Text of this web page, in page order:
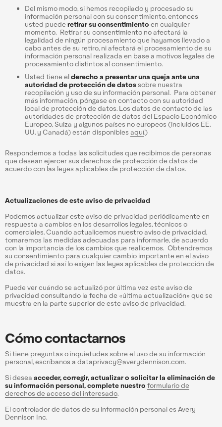
Del mismo modo, si hemos recopilado y procesado su
información personal con su consentimiento, entonces
usted puede retirar su consentimiento en cualquier
momento. Retirar su consentimiento no afectará la
legalidad de ningún procesamiento que hayamos llevado a
cabo antes de su retiro, ni afectará el procesamiento de su
información personal realizada en base a motivos legales de
procesamiento distintos al consentimiento.
Usted tiene elderecho a presentar una queja ante una
autoridad de protección de datos sobre nuestra
recopilación y uso de su información personal. Para obtener
más información, póngase en contacto con su autoridad
local de protección de datos. Los datos de contacto de las
autoridades de protección de datos del Espacio Económico
Europeo, Suiza y algunos países no europeos (incluidos EE.
UU. y Canadá) están disponibles aquí.)
Respondemos a todas las solicitudes que recibimos de personas
que desean ejercer sus derechos de protección de datos de
acuerdo con las leyes aplicables de protección de datos.
Actualizaciones de este aviso de privacidad
Podemos actualizar este aviso de privacidad periódicamente en
respuesta a cambios en los desarrollos legales, técnicos o
comerciales. Cuando actualicemos nuestro aviso de privacidad,
tomaremos las medidas adecuadas para informarle, de acuerdo
con la importancia de los cambios que realicemos. Obtendremos
su consentimiento para cualquier cambio importante en el aviso
de privacidad si así lo exigen las leyes aplicables de protección de
datos.
Puede ver cuándo se actualizó por última vez este aviso de
privacidad consultando la fecha de «última actualización» que se
muestra en la parte superior de este aviso de privacidad.
Cómo contactarnos
Si tiene preguntas o inquietudes sobre el uso de su información
personal, escríbanos a dataprivacy@averydennison.com.
Si desea acceder, corregir, actualizar o solicitar la eliminación de
su información personal, complete nuestro formulario de
derechos de acceso del interesado.
El controlador de datos de su información personal es Avery
Dennison Inc.